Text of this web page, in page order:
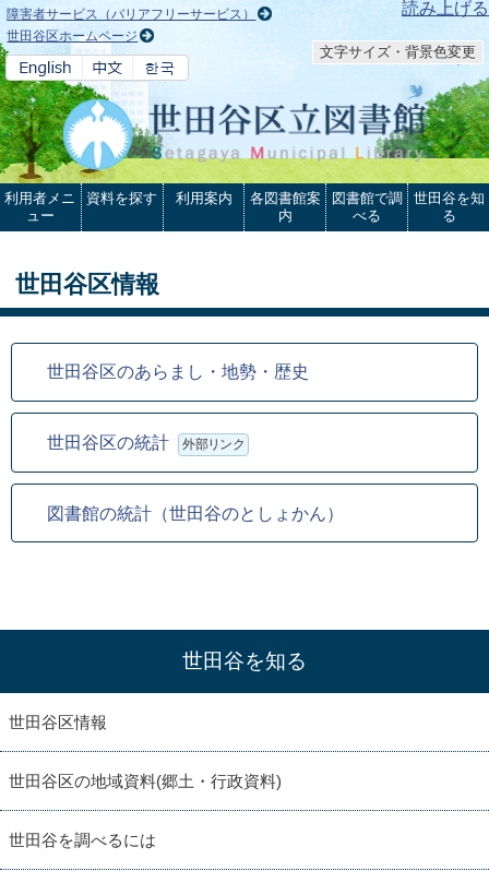
本文へ 読み上げる
障害者サービス（バリアフリーサービス）
世田谷区ホームページ
文字サイズ・背景色変更
利用者メニ
ュー
資料を探す 利用案内
各図書館案
内
図書館で調
べる
世田谷を知
る
世田谷区情報
世田谷区のあらまし・地勢・歴史
世田谷区の統計 外部リンク
図書館の統計（世田谷のとしょかん）
世田谷を知る
世田谷区情報
世田谷区の地域資料(郷土・行政資料)
世田谷を調べるには